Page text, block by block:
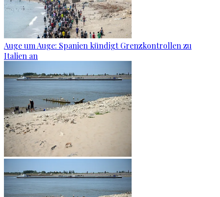
Auge um Auge: Spanien kündigt Grenzkontrollen zu
Italien an